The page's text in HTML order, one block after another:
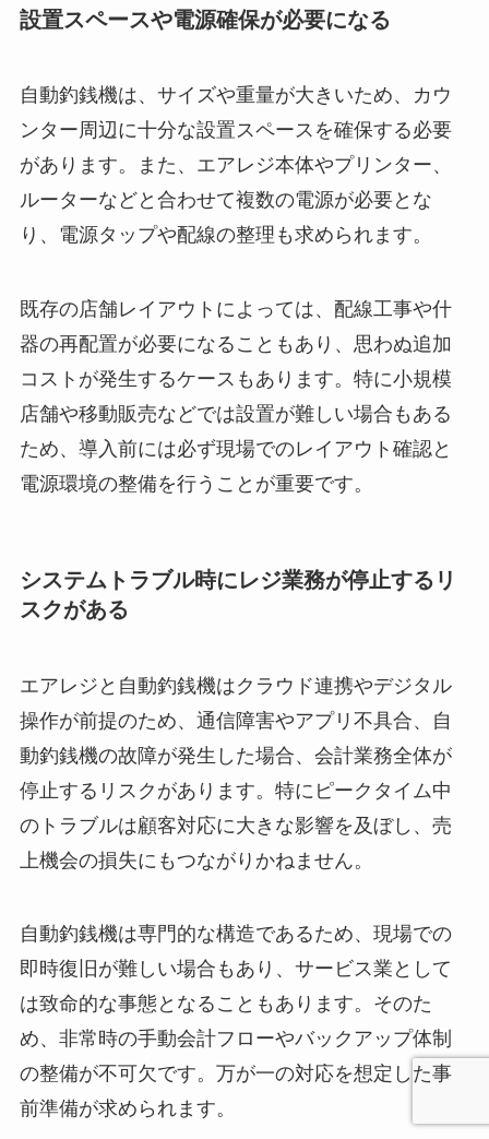
設置スペースや電源確保が必要になる
自動釣銭機は、サイズや重量が大きいため、カウ
ンター周辺に十分な設置スペースを確保する必要
があります。また、エアレジ本体やプリンター、
ルーターなどと合わせて複数の電源が必要とな
り、電源タップや配線の整理も求められます。
既存の店舗レイアウトによっては、配線工事や什
器の再配置が必要になることもあり、思わぬ追加
コストが発生するケースもあります。特に小規模
店舗や移動販売などでは設置が難しい場合もある
ため、導入前には必ず現場でのレイアウト確認と
電源環境の整備を行うことが重要です。
システムトラブル時にレジ業務が停止するリ
スクがある
エアレジと自動釣銭機はクラウド連携やデジタル
操作が前提のため、通信障害やアプリ不具合、自
動釣銭機の故障が発生した場合、会計業務全体が
停止するリスクがあります。特にピークタイム中
のトラブルは顧客対応に大きな影響を及ぼし、売
上機会の損失にもつながりかねません。
自動釣銭機は専門的な構造であるため、現場での
即時復旧が難しい場合もあり、サービス業として
は致命的な事態となることもあります。そのた
め、非常時の手動会計フローやバックアップ体制
の整備が不可欠です。万が一の対応を想定した事
前準備が求められます。